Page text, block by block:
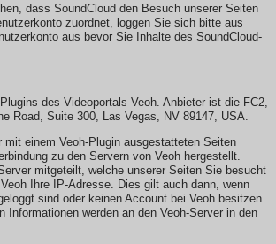
dass SoundCloud den Besuch unserer Seiten
zuordnet, loggen Sie sich bitte aus
aus bevor Sie Inhalte des SoundCloud-
des Videoportals Veoh. Anbieter ist die FC2,
Road, Suite 300, Las Vegas, NV 89147, USA.
mit einem Veoh-Plugin ausgestatteten Seiten
zu den Servern von Veoh hergestellt.
mitgeteilt, welche unserer Seiten Sie besucht
Ihre IP-Adresse. Dies gilt auch dann, wenn
sind oder keinen Account bei Veoh besitzen.
Informationen werden an den Veoh-Server in den